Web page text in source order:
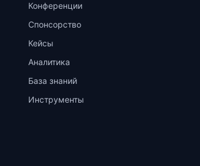
Конференции
Спонсорство
Кейсы
Аналитика
База знаний
Инструменты